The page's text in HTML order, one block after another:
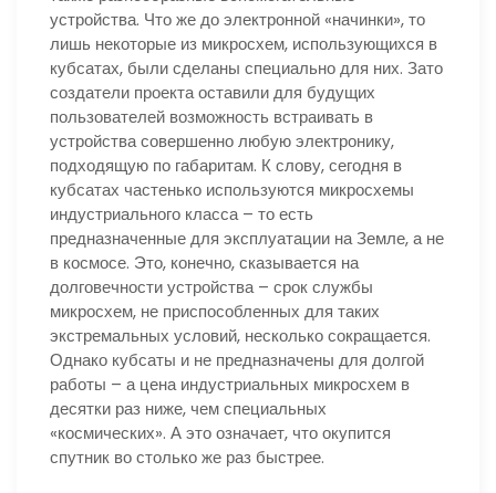
устройства. Что же до электронной «начинки», то
лишь некоторые из микросхем, использующихся в
кубсатах, были сделаны специально для них. Зато
создатели проекта оставили для будущих
пользователей возможность встраивать в
устройства совершенно любую электронику,
подходящую по габаритам. К слову, сегодня в
кубсатах частенько используются микросхемы
индустриального класса – то есть
предназначенные для эксплуатации на Земле, а не
в космосе. Это, конечно, сказывается на
долговечности устройства – срок службы
микросхем, не приспособленных для таких
экстремальных условий, несколько сокращается.
Однако кубсаты и не предназначены для долгой
работы – а цена индустриальных микросхем в
десятки раз ниже, чем специальных
«космических». А это означает, что окупится
спутник во столько же раз быстрее.